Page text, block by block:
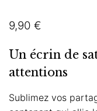
sur
notations
9,90 €
Un écrin de
attentions
Sublimez vos